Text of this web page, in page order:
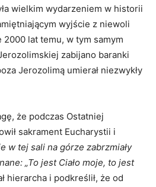
wielkim wydarzeniem w historii
wyjście z niewoli
2000 lat temu, w tym samym
zabijano baranki
Jerozolimą umierał niezwykły
że podczas Ostatniej
sakrament Eucharystii i
w tej sali na górze zabrzmiały
„To jest Ciało moje, to jest
hierarcha i podkreślił, że od